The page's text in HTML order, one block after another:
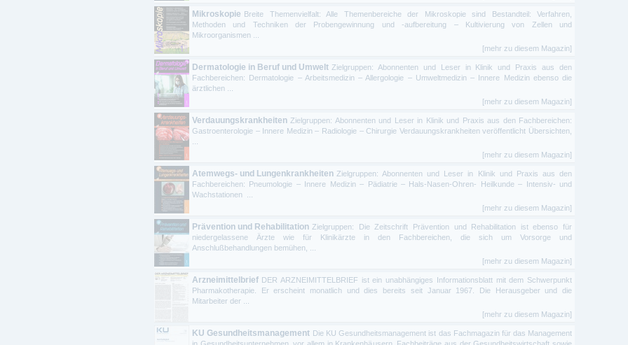
Mikroskopie Breite Themenvielfalt: Alle Themenbereiche der Mikroskopie sind Bestandteil: Verfahren,
Methoden und Techniken der Probengewinnung und -aufbereitung – Kultivierung von Zellen und
Mikroorganismen ...
[mehr zu diesem Magazin]
Dermatologie in Beruf und Umwelt Zielgruppen: Abonnenten und Leser in Klinik und Praxis aus den
Fachbereichen: Dermatologie – Arbeitsmedizin – Allergologie – Umweltmedizin – Innere Medizin ebenso die
ärztlichen ...
[mehr zu diesem Magazin]
Verdauungskrankheiten Zielgruppen: Abonnenten und Leser in Klinik und Praxis aus den Fachbereichen:
Gastroenterologie – Innere Medizin – Radiologie – Chirurgie Verdauungskrankheiten veröffentlicht Übersichten,
[mehr zu diesem Magazin]
Atemwegs- und Lungenkrankheiten Zielgruppen: Abonnenten und Leser in Klinik und Praxis aus den
Fachbereichen: Pneumologie – Innere Medizin – Pädiatrie – Hals-Nasen-Ohren- Heilkunde – Intensiv- und
Wachstationen ...
[mehr zu diesem Magazin]
Prävention und Rehabilitation Zielgruppen: Die Zeitschrift Prävention und Rehabilitation ist ebenso für
niedergelassene Ärzte wie für Klinikärzte in den Fachbereichen, die sich um Vorsorge und
Anschlußbehandlungen bemühen, ...
[mehr zu diesem Magazin]
Arzneimittelbrief DER ARZNEIMITTELBRIEF ist ein unabhängiges Informationsblatt mit dem Schwerpunkt
Pharmakotherapie. Er erscheint monatlich und dies bereits seit Januar 1967. Die Herausgeber und die
Mitarbeiter der ...
[mehr zu diesem Magazin]
KU Gesundheitsmanagement Die KU Gesundheitsmanagement ist das Fachmagazin für das Management